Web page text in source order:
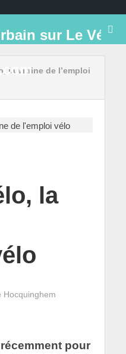
la vitrine de l’emploi
la
Hocquinghem
pour